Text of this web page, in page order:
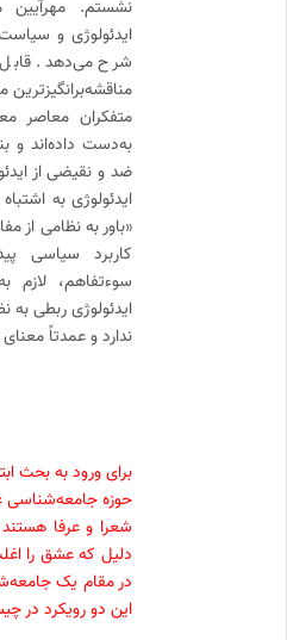
نشستم.
ایدئولوژی و
شرح می‌دهد. قابل
متفکران معاصر
به‌دست داده‌اند و
ضد و نقیضی از
ایدئولوژی به
«باور به نظامی از
کاربرد سیاسی
سوءتفاهم،
ایدئولوژی ربطی به
ندارد و عمدتاً
برای ورود به بحث
حوزه جامعه‌شناسی
شعرا و عرفا
دلیل که عشق را
در مقام یک
این دو رویکرد در